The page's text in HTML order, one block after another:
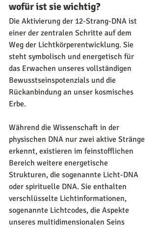
wofür ist sie wichtig?
Die Aktivierung der 12-Strang-DNA ist
einer der zentralen Schritte auf dem
Weg der Lichtkörperentwicklung. Sie
steht symbolisch und energetisch für
das Erwachen unseres vollständigen
Bewusstseinspotenzials und die
Rückanbindung an unser kosmisches
Erbe.
Während die Wissenschaft in der
physischen DNA nur zwei aktive Stränge
erkennt, existieren im feinstofflichen
Bereich weitere energetische
Strukturen, die sogenannte Licht-DNA
oder spirituelle DNA. Sie enthalten
verschlüsselte Lichtinformationen,
sogenannte Lichtcodes, die Aspekte
unseres multidimensionalen Seins